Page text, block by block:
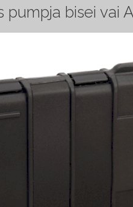
pumpja bisei vai